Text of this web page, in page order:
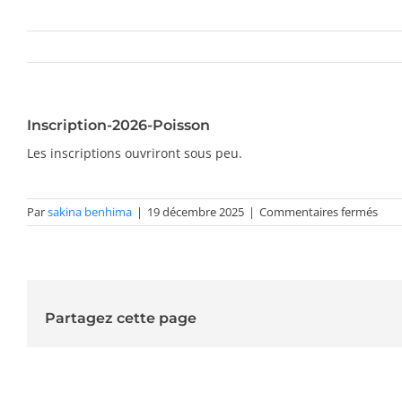
Inscription-2026-Poisson
Les inscriptions ouvriront sous peu.
Parsakina benhima | 19 décembre 2025 | Commentaires ferméssur
Partagez cette page